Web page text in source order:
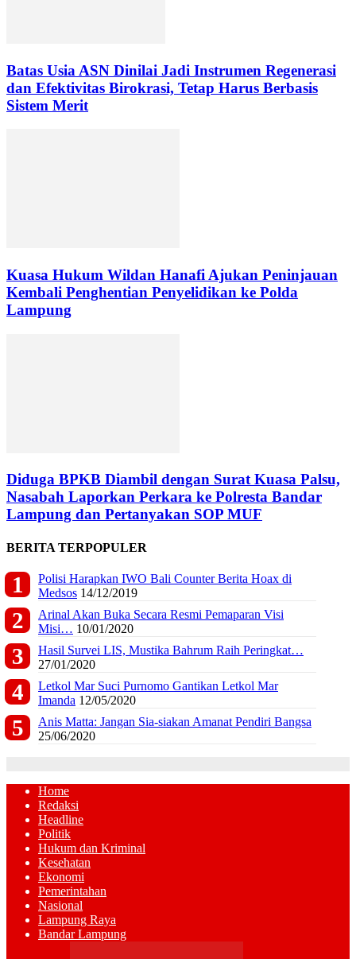
Batas Usia ASN Dinilai Jadi Instrumen Regenerasi
dan Efektivitas Birokrasi, Tetap Harus Berbasis
Sistem Merit
Kuasa Hukum Wildan Hanafi Ajukan Peninjauan
Kembali Penghentian Penyelidikan ke Polda
Lampung
Diduga BPKB Diambil dengan Surat Kuasa Palsu,
Nasabah Laporkan Perkara ke Polresta Bandar
Lampung dan Pertanyakan SOP MUF
BERITA TERPOPULER
Polisi Harapkan IWO Bali Counter Berita Hoax di
Medsos 14/12/2019
Arinal Akan Buka Secara Resmi Pemaparan Visi
Misi… 10/01/2020
Hasil Survei LIS, Mustika Bahrum Raih Peringkat…
27/01/2020
Letkol Mar Suci Purnomo Gantikan Letkol Mar
Imanda 12/05/2020
Anis Matta: Jangan Sia-siakan Amanat Pendiri Bangsa
25/06/2020
Home
Redaksi
Headline
Politik
Hukum dan Kriminal
Kesehatan
Ekonomi
Pemerintahan
Nasional
Lampung Raya
Bandar Lampung